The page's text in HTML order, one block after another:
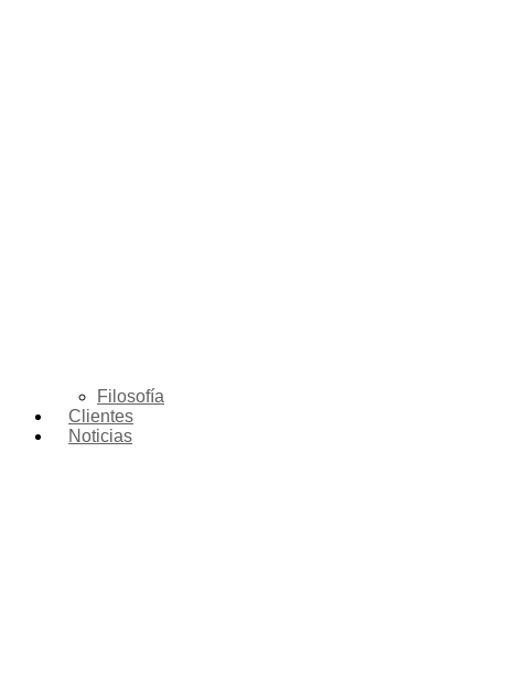
Filosofía
Clientes
Noticias